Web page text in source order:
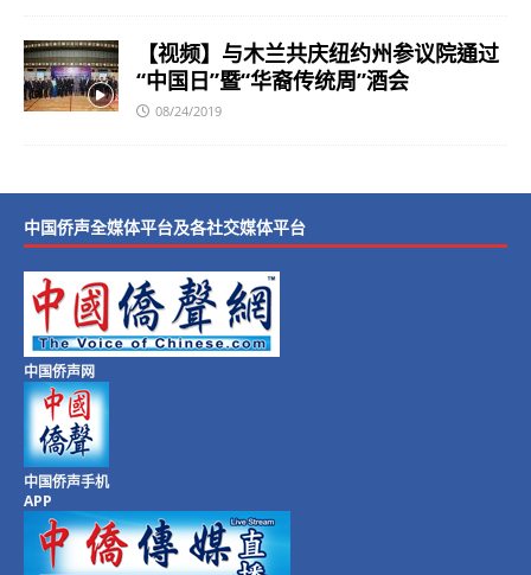
【视频】与木兰共庆纽约州参议院通过
“中国日”暨“华裔传统周”酒会
08/24/2019
中国侨声全媒体平台及各社交媒体平台
中国侨声网
中国侨声手机
APP